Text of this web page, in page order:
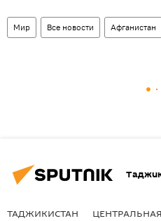
Мир Все новости Афганистан
ТАДЖИКИСТАН